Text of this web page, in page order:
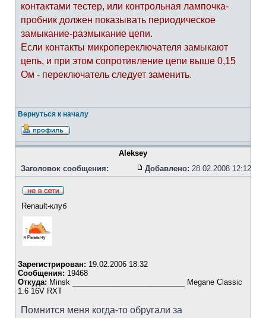
контактами тестер, или контрольная лампочка-
пробник должен показывать периодическое
замыкание-размыкание цепи.
Если контакты микропереключателя замыкают
цепь, и при этом сопротивление цепи выше 0,15
Ом - переключатель следует заменить.
Вернуться к началу
Aleksey
Заголовок сообщения:
Добавлено: 28.02.2008 12:12
Renault-клуб
Зарегистрирован: 19.02.2006 18:32
Сообщения: 19468
Откуда: Minsk ___________________________ Megane Classic
1.6 16V RXT
Помнится меня когда-то обругали за